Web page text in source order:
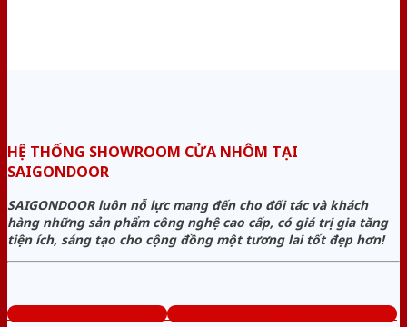
HỆ THỐNG SHOWROOM CỬA NHÔM TẠI
SAIGONDOOR
SAIGONDOOR luôn nỗ lực mang đến cho đối tác và khách
hàng những sản phẩm công nghệ cao cấp, có giá trị gia tăng
tiện ích, sáng tạo cho cộng đồng một tương lai tốt đẹp hơn!
www.baogiacuanhom.com Tổng đài tư vấn miễn phí: 0824.400.400